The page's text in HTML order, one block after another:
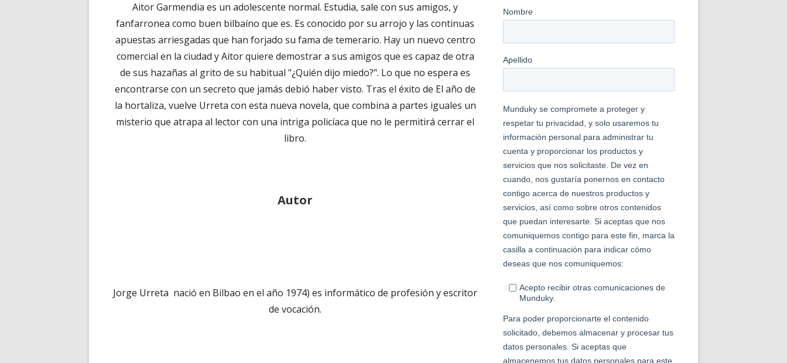
Aitor Garmendia es un adolescente normal. Estudia, sale con sus amigos, y
fanfarronea como buen bilbaíno que es. Es conocido por su arrojo y las continuas
apuestas arriesgadas que han forjado su fama de temerario. Hay un nuevo centro
comercial en la ciudad y Aitor quiere demostrar a sus amigos que es capaz de otra
de sus hazañas al grito de su habitual "¿Quién dijo miedo?". Lo que no espera es
encontrarse con un secreto que jamás debió haber visto. Tras el éxito de El año de
la hortaliza, vuelve Urreta con esta nueva novela, que combina a partes iguales un
misterio que atrapa al lector con una intriga policíaca que no le permitirá cerrar el
libro.
Autor
Jorge Urreta nació en Bilbao en el año 1974) es informático de profesión y escritor
de vocación.